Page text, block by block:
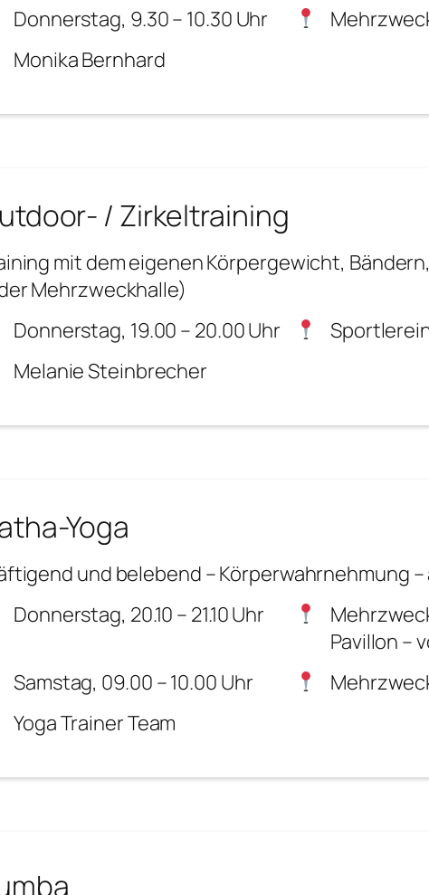
Donnerstag, 9.30 – 10.30 Uhr
Monika Bernhard
/ Zirkeltraining
mit dem eigenen Körpergewicht,
Mehrzweckhalle)
Donnerstag, 19.00 – 20.00 Uhr
Melanie Steinbrecher
Yoga
und belebend – Körperwahrnehmung
Donnerstag, 20.10 – 21.10 Uhr
Pavillon –
Samstag, 09.00 – 10.00 Uhr
Yoga Trainer Team